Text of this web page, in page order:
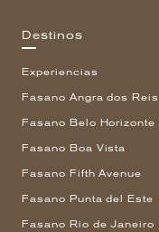
Destinos
Experiencias
Fasano Angra dos Reis
Fasano Belo Horizonte
Fasano Boa Vista
Fasano Fifth Avenue
Fasano Punta del Este
Fasano Rio de Janeiro